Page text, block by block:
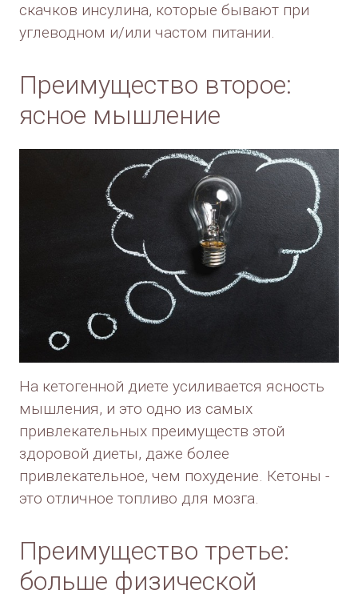
скачков инсулина, которые бывают при
углеводном и/или частом питании.
Преимущество второе:
ясное мышление
На кетогенной диете усиливается ясность
мышления, и это одно из самых
привлекательных преимуществ этой
здоровой диеты, даже более
привлекательное, чем похудение. Кетоны -
это отличное топливо для мозга.
Преимущество третье:
больше физической